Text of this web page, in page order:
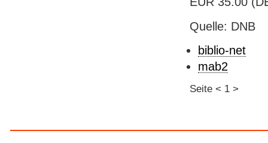
Quelle: DNB
biblio-net
mab2
Seite < 1 >